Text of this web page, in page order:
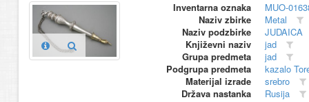
Inventarna oznaka
MUO-
Naziv zbirke
Metal
Naziv podzbirke
JUDAICA
Književni naziv
jad
Grupa predmeta
jad
Podgrupa predmeta
kazalo
Materijal izrade
srebro
Država nastanka
Rusija